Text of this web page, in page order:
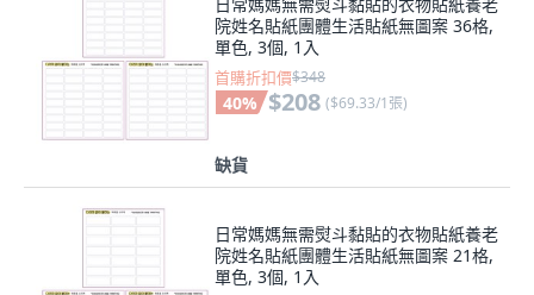
院姓名貼紙團體生活貼紙無圖案 36格,
單色, 3個, 1入
首購折扣價$348
40% $208 ($69.33/1張)
缺貨
日常媽媽無需熨斗黏貼的衣物貼紙養老
院姓名貼紙團體生活貼紙無圖案 21格,
單色, 3個, 1入